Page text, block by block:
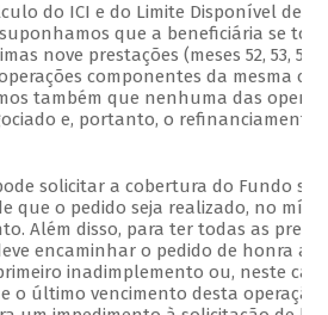
do ICI e do Limite Disponível de
que a beneficiária se
nove prestações (meses 52, 53, 54,
componentes da mesma
também que nenhuma das
e, portanto, o refinanciamento
solicitar a cobertura do Fundo
que o pedido seja realizado, no
Além disso, para ter todas as
encaminhar o pedido de honra ao
inadimplemento ou, neste
o último vencimento desta operação